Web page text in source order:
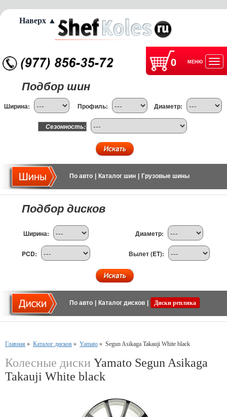
0 МЕНЮ
Подбор шин
Ширина: Профиль: Диаметр:
Сезонность:
По авто Каталог шин Грузовые шины
Подбор дисков
Ширина: Диаметр:
PCD: Вылет (ET):
По авто Каталог дисков Диски реплика
Главная » Каталог дисков » Yamato » Segun Asikaga Takauji White black
Колесные диски Yamato Segun Asikaga
Takauji White black
Наверх ▲